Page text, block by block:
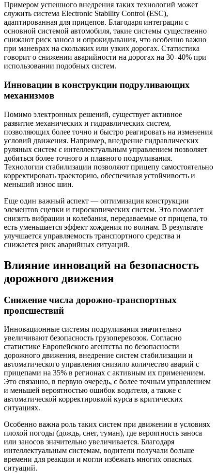
Примером успешного внедрения таких технологий может
служить система Electronic Stability Control (ESC),
адаптированная для прицепов. Благодаря интеграции с
основной системой автомобиля, такие системы существенно
снижают риск заноса и опрокидывания, что особенно важно
при маневрах на скользких или узких дорогах. Статистика
говорит о снижении аварийности на дорогах на 30–40% при
использовании подобных систем.
Инновации в конструкции подруливающих
механизмов
Помимо электронных решений, существует активное
развитие механических и гидравлических систем,
позволяющих более точно и быстро реагировать на изменения
условий движения. Например, внедрение гидравлических
руляных систем с интеллектуальным управлением позволяет
добиться более точного и плавного подруливания.
Технологии стабилизации позволяют прицепу самостоятельно
корректировать траекторию, обеспечивая устойчивость и
меньший износ шин.
Еще один важный аспект — оптимизация конструкции
элементов сцепки и гироскопических систем. Это помогает
снизить вибрации и колебания, передаваемые от прицепа, то
есть уменьшается эффект хождения по волнам. В результате
улучшается управляемость транспортного средства и
снижается риск аварийных ситуаций.
Влияние инноваций на безопасность
дорожного движения
Снижение числа дорожно-транспортных
происшествий
Инновационные системы подруливания значительно
увеличивают безопасность грузоперевозок. Согласно
статистике Европейского агентства по безопасности
дорожного движения, внедрение систем стабилизации и
автоматического управления снизило количество аварий с
прицепами на 35% в регионах с активным их применением.
Это связанно, в первую очередь, с более точным управлением
и меньшей вероятностью ошибок водителя, а также с
автоматической корректировкой курса в критических
ситуациях.
Особенно важна роль таких систем при движении в условиях
плохой погоды (дождь, снег, туман), где вероятность заноса
или заносов значительно увеличивается. Благодаря
интеллектуальным системам, водители получали больше
времени для реакции и могли избежать многих опасных
ситуаций.